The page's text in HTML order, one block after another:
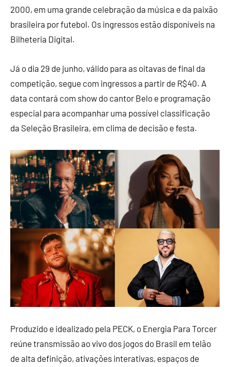
2000, em uma grande celebração da música e da paixão
brasileira por futebol. Os ingressos estão disponíveis na
Bilheteria Digital.
Já o dia 29 de junho, válido para as oitavas de final da
competição, segue com ingressos a partir de R$40. A
data contará com show do cantor Belo e programação
especial para acompanhar uma possível classificação
da Seleção Brasileira, em clima de decisão e festa.
Produzido e idealizado pela PECK, o Energia Para Torcer
reúne transmissão ao vivo dos jogos do Brasil em telão
de alta definição, ativações interativas, espaços de